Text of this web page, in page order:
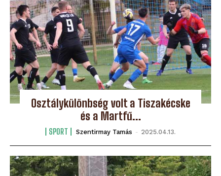
Osztálykülönbség volt a Tiszakécske
és a Martfű...
SPORT Szentirmay Tamás - 2025.04.13.